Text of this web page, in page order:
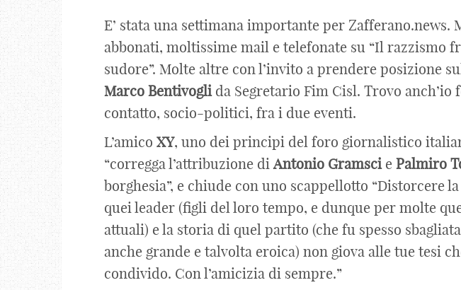
E’ stata una settimana importante per Zafferano.news.
abbonati, moltissime mail e telefonate su “Il razzismo
sudore”. Molte altre con l’invito a prendere posizione
Marco Bentivoglida Segretario Fim Cisl. Trovo
contatto, socio-politici, fra i due eventi.
L’amico XY, uno dei principi del foro giornalistico
“corregga l’attribuzione diAntonio Gramscie Palmiro
borghesia”, e chiude con uno scappellotto “Distorcere
quei leader (figli del loro tempo, e dunque per molte
attuali) e la storia di quel partito (che fu spesso
anche grande e talvolta eroica) non giova alle tue tesi
condivido. Con l’amicizia di sempre.”